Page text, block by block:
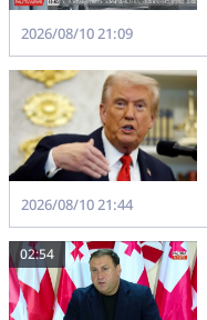
2026/08/10 21:09
2026/08/10 21:44
02:54